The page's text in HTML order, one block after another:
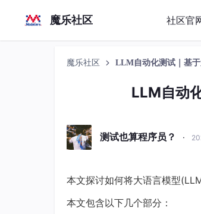
魔乐社区 社区官
魔乐社区 LLM自动化测试｜基
LLM自动
测试也算程序员？ ·
本文探讨如何将大语言模型
本文包含以下几个部分：